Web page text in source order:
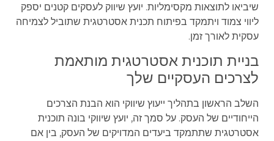
שיביאו לתוצאות מקסימליות. יועץ שיווק לעסקים קטנים יספק
ליווי צמוד ויתמקד בפיתוח תכנית אסטרטגית שתוביל לצמיחה
עסקית לאורך זמן.
בניית תוכנית אסטרטגית מותאמת
לצרכים העסקיים שלך
השלב הראשון בתהליך ייעוץ שיווקי הוא הבנת הצרכים
הייחודיים של העסק. על סמך זה, יועץ שיווקי בונה תוכנית
אסטרטגית שתתמקד ביעדים המדויקים של העסק, בין אם